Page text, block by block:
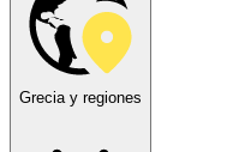
Grecia y regiones